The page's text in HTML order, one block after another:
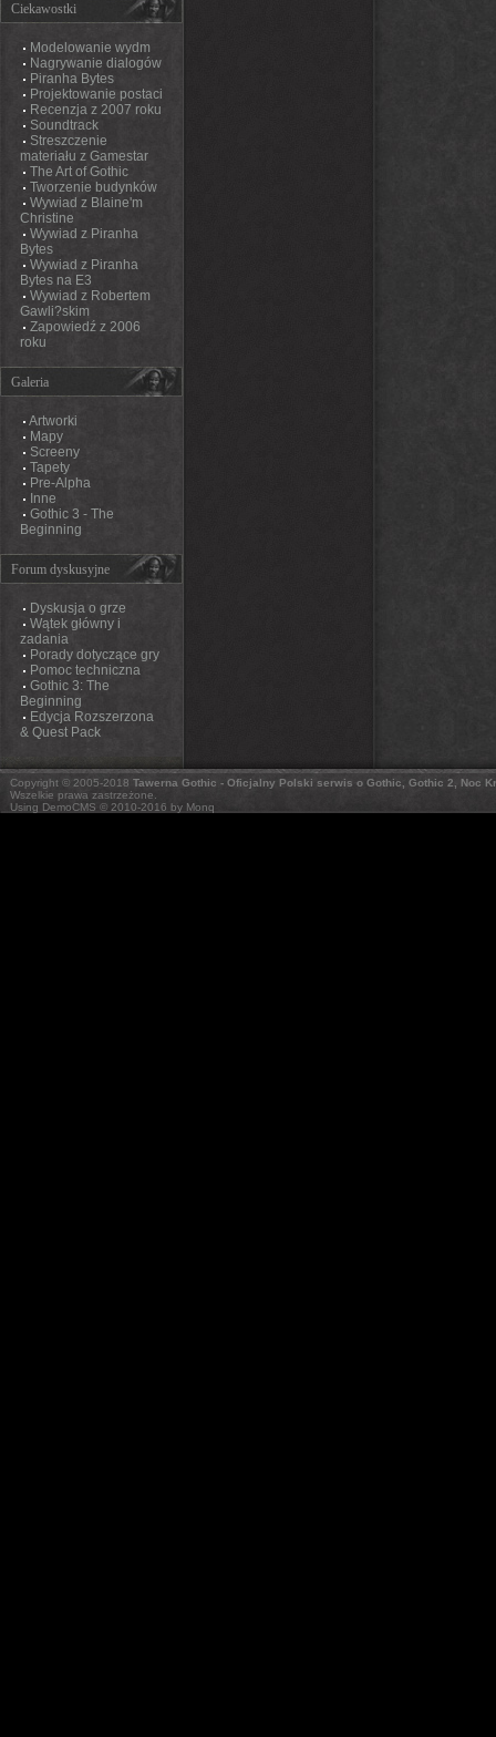
Ciekawostki
Modelowanie wydm
Nagrywanie dialogów
Piranha Bytes
Projektowanie postaci
Recenzja z 2007 roku
Soundtrack
Streszczenie
materiału z Gamestar
The Art of Gothic
Tworzenie budynków
Wywiad z Blaine'm
Christine
Wywiad z Piranha
Bytes
Wywiad z Piranha
Bytes na E3
Wywiad z Robertem
Gawli?skim
Zapowiedź z 2006
roku
Galeria
Artworki
Mapy
Screeny
Tapety
Pre-Alpha
Inne
Gothic 3 - The
Beginning
Forum dyskusyjne
Dyskusja o grze
Wątek główny i
zadania
Porady dotyczące gry
Pomoc techniczna
Gothic 3: The
Beginning
Edycja Rozszerzona
& Quest Pack
Copyright © 2005-2018 Tawerna Gothic - Oficjalny Polski serwis o Gothic, Gothic 2, Noc
Wszelkie prawa zastrzeżone.
Using DemoCMS © 2010-2016 by Monq